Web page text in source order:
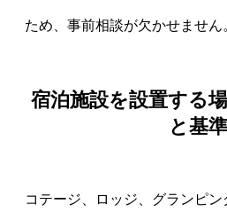
ため、事前相談が欠かせません
宿泊施設を設置する
と基準
コテージ、ロッジ、グランピ